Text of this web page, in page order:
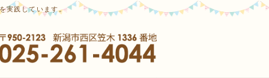
実践しています。